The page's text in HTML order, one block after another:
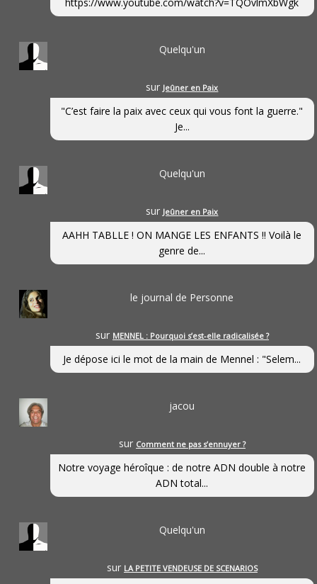
Quelqu'un
sur Jeûner en Paix
"C’est faire la paix avec ceux qui vous font la guerre."
Je...
Quelqu'un
sur Jeûner en Paix
AAHH TABLLE ! ON MANGE LES ENFANTS !! Voilà le
genre de...
le journal de Personne
sur MENNEL : Pourquoi s’est-elle radicalisée ?
Je dépose ici le mot de la main de Mennel : "Selem...
jacou
sur Comment ne pas s’ennuyer ?
Notre voyage héroîque : de notre ADN double à notre
ADN total...
Quelqu'un
sur LA PETITE VENDEUSE DE SCENARIOS